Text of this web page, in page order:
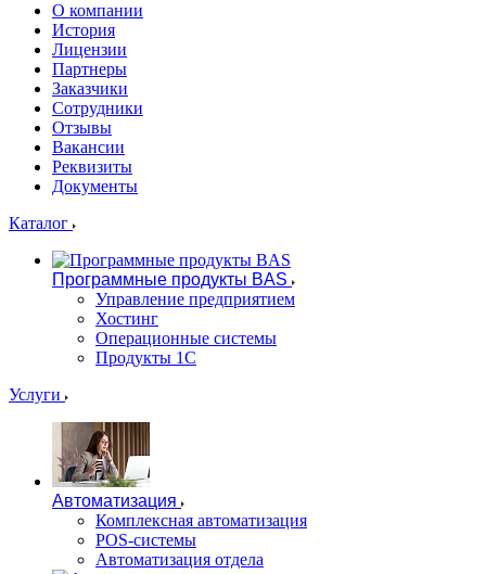
О компании
История
Лицензии
Партнеры
Заказчики
Сотрудники
Отзывы
Вакансии
Реквизиты
Документы
Каталог
Программные продукты BAS
Управление предприятием
Хостинг
Операционные системы
Продукты 1С
Услуги
Автоматизация
Комплексная автоматизация
POS-системы
Автоматизация отдела